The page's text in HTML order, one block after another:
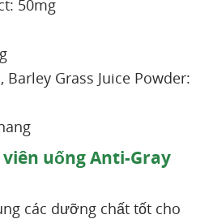
50mg
Barley Grass Juice Powder:
viên uống Anti-Gray
các dưỡng chất tốt cho